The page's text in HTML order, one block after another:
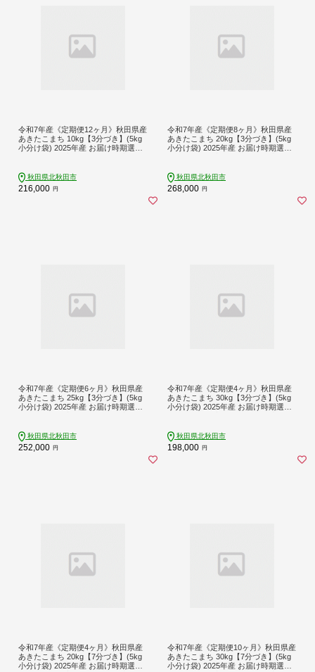
令和7年産《定期便12ヶ月》秋田県産
あきたこまち 10kg【3分づき】(5kg
小分け袋) 2025年産 お届け時期選べ
あきたこまち 米どころ 東北 北秋田
市 定期便 毎月お届け]
秋田県北秋田市
216,000 円
令和7年産《定期便8ヶ月》秋田県産
あきたこまち 20kg【3分づき】(5kg
小分け袋) 2025年産 お届け時期選べ
あきたこまち 米どころ 東北 北秋田
市 定期便 毎月お届け]
秋田県北秋田市
268,000 円
令和7年産《定期便6ヶ月》秋田県産
あきたこまち 25kg【3分づき】(5kg
小分け袋) 2025年産 お届け時期選べ
あきたこまち 米どころ 東北 北秋田
市 定期便 毎月お届け]
秋田県北秋田市
252,000 円
令和7年産《定期便4ヶ月》秋田県産
あきたこまち 30kg【3分づき】(5kg
小分け袋) 2025年産 お届け時期選べ
あきたこまち 米どころ 東北 北秋田
市 定期便 毎月お届け]
秋田県北秋田市
198,000 円
令和7年産《定期便4ヶ月》秋田県産
あきたこまち 20kg【7分づき】(5kg
小分け袋) 2025年産 お届け時期選べ
令和7年産《定期便10ヶ月》秋田県産
あきたこまち 30kg【7分づき】(5kg
小分け袋) 2025年産 お届け時期選べ